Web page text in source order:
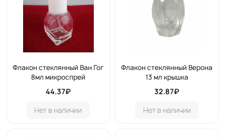
Флакон стеклянный Ван Гог
8мл микроспрей
44.37₽
Нет в наличии
Флакон стеклянный Верона
13 мл крышка
32.87₽
Нет в наличии